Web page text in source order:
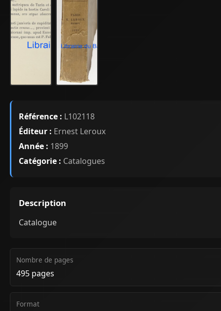
Référence : L102118
Éditeur : Ernest Leroux
Année : 1899
Catégorie : Catalogues
Description
Catalogue
Nombre de pages
495 pages
Format